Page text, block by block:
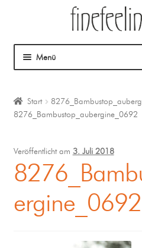
Menü
Mein Angebot
Coaching
Klangmassage
Start
8276_Bambustop_aubergine_0692
Veröffentlicht am 3. Juli 2018
ergine_0692